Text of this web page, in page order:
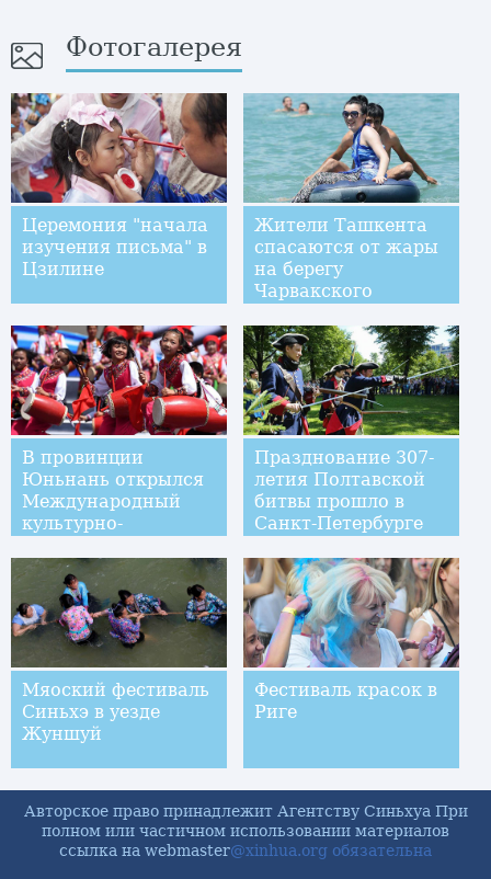
Фотогалерея
Церемония "начала
изучения письма" в
Цзилине
Жители Ташкента
спасаются от жары
на берегу
Чарвакского
В провинции
Юньнань открылся
Международный
культурно-
фестиваль им. Чжэн
Празднование 307-
летия Полтавской
битвы прошло в
Санкт-Петербурге
Мяоский фестиваль
Синьхэ в уезде
Жуншуй
Фестиваль красок в
Риге
Авторское право принадлежит Агентству Синьхуа При
полном или частичном использовании материалов
ссылка на webmaster@xinhua.org обязательна